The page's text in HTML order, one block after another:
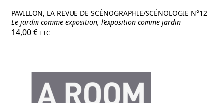
PAVILLON, LA REVUE DE SCÉNOGRAPHIE/SCÉNOLOGIE N°12
Le jardin comme exposition, l’exposition comme jardin
14,00€ TTC